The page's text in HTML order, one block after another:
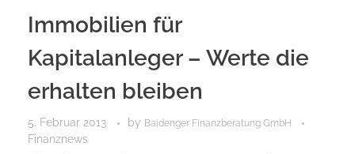
Immobilien für
Kapitalanleger – Werte die
erhalten bleiben
5. Februar 2013 by Baidenger Finanzberatung GmbH
Finanznews